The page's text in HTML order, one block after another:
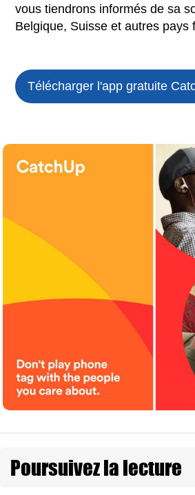
vous tiendrons informés de sa
Belgique, Suisse et autres pays
Télécharger l'app gratuite
Poursuivez la lecture